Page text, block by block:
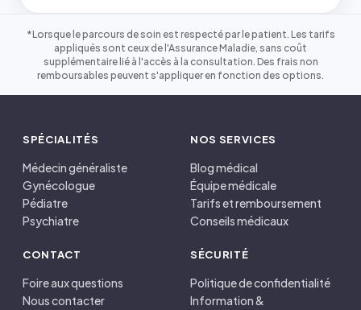
*Lorsque le parcours de soin est respecté par le patient. Les tarifs
appliqués sont ceux de l'Assurance Maladie, sans coût
supplémentaire lié à l'accès à la consultation. Des frais non
remboursables peuvent s'appliquer en fonction des options.
SPÉCIALITÉS
Médecin généraliste
Gynécologue
Pédiatre
Psychiatre
NOS SERVICES
Blog médical
Équipe médicale
Tarifs et remboursement
Conseils médicaux
CONTACT
Foire aux questions
Nous contacter
SÉCURITÉ
Politique de confidentialité
Information &